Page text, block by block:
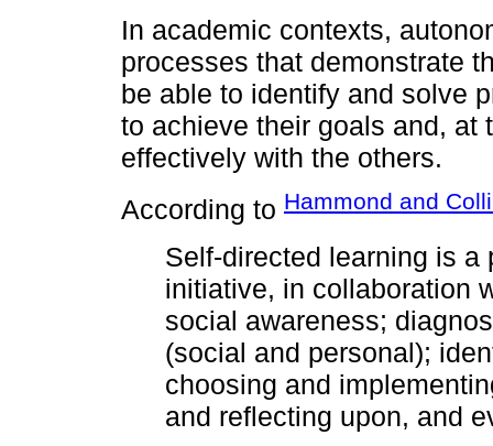
In academic contexts,
processes that demonstrate
be able to identify and solve
to achieve their goals and, at
effectively with the others.
According to Hammond and
Self-directed learning is
initiative, in collaboration
social awareness;
(social and personal);
choosing and
and reflecting upon, and